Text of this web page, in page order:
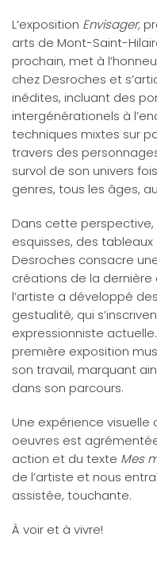
L’exposition Envisager,
arts de Mont-Saint-
prochain,met à
chez Desroches et
inédites, incluant des
intergénérationels à
techniques mixtes sur
travers des
survol de son univers
genres, tous les âges,
Dans cette
esquisses, des
Desroches consacre
créations de la
l’artiste a développé
gestualité, qui
expressionniste actuelle.
première exposition
son travail, marquant
dans son parcours.
Une expérience
oeuvres est
action et du texte Mes
de l’artiste et nous
assistée, touchante.
À voir et à vivre!